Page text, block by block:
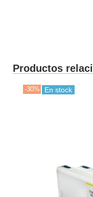
Productos
-30% En stock